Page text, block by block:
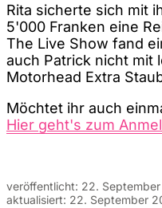
Rita sicherte sich mit
5'000 Franken eine
The Live Show fand
auch Patrick nicht mit
Motorhead Extra
Möchtet ihr auch
Hier geht's zum
veröffentlicht: 22.
aktualisiert: 22. September